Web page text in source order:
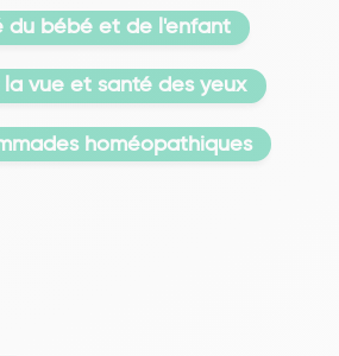
du bébé et de l'enfant
vue et santé des yeux
homéopathiques